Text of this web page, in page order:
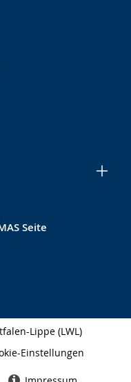
Seite
Lippe (LWL)
Einstellungen